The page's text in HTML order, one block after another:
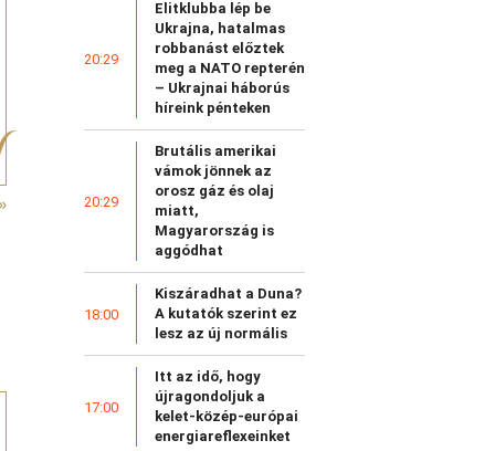
20:29
Elitklubba lép be
Ukrajna, hatalmas
robbanást előztek
meg a NATO repterén
– Ukrajnai háborús
híreink pénteken
20:29
Brutális amerikai
vámok jönnek az
orosz gáz és olaj
miatt,
Magyarország is
aggódhat
18:00
Kiszáradhat a Duna?
A kutatók szerint ez
lesz az új normális
17:00
Itt az idő, hogy
újragondoljuk a
kelet-közép-európai
energiareflexeinket